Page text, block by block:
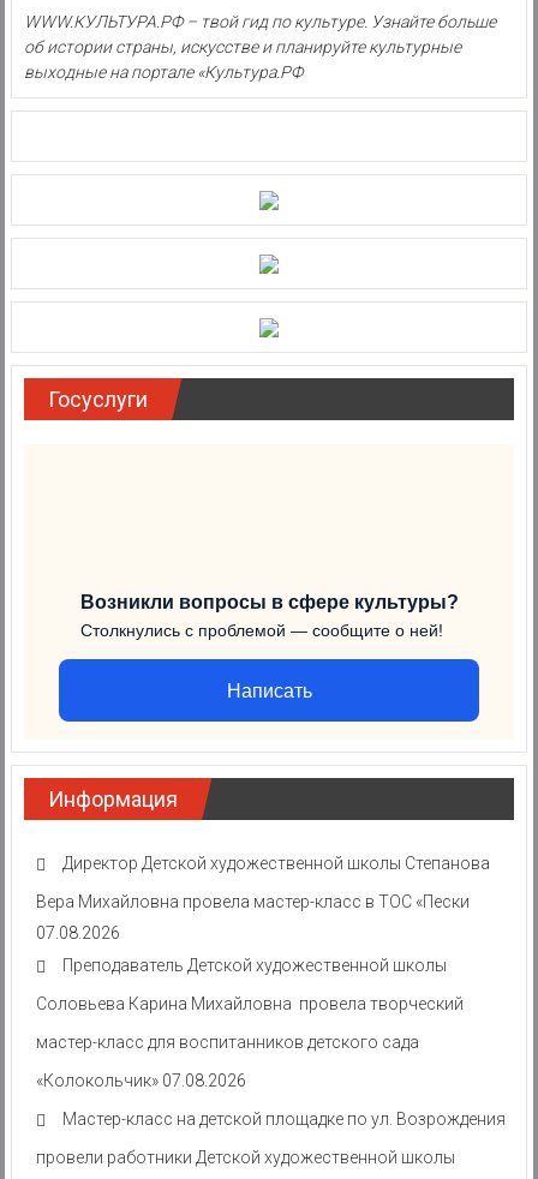
WWW.КУЛЬТУРА.РФ – твой гид по культуре. Узнайте больше
об истории страны, искусстве и планируйте культурные
выходные на портале «Культура.РФ
Госуслуги
Возникли вопросы в сфере культуры?
Столкнулись с проблемой — сообщите о ней!
Написать
Информация
Директор Детской художественной школы Степанова
Вера Михайловна провела мастер-класс в ТОС «Пески
07.08.2026
Преподаватель Детской художественной школы
Соловьева Карина Михайловна провела творческий
мастер-класс для воспитанников детского сада
«Колокольчик» 07.08.2026
Мастер-класс на детской площадке по ул. Возрождения
провели работники Детской художественной школы